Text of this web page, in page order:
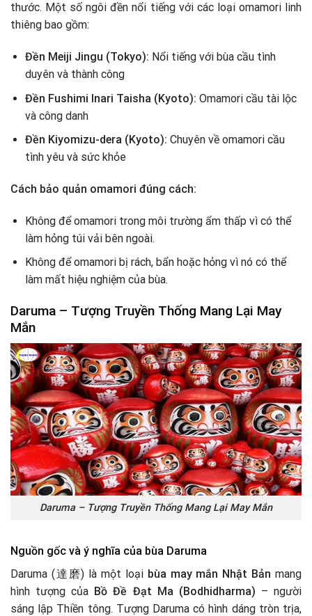
thước. Một số ngôi đền nổi tiếng với các loại omamori linh
thiêng bao gồm:
Đền Meiji Jingu (Tokyo): Nổi tiếng với bùa cầu tình
duyên và thành công
Đền Fushimi Inari Taisha (Kyoto): Omamori cầu tài lộc
và công danh
Đền Kiyomizu-dera (Kyoto): Chuyên về omamori cầu
tình yêu và sức khỏe
Cách bảo quản omamori đúng cách:
Không để omamori trong môi trường ẩm thấp vì có thể
làm hỏng túi vải bên ngoài.
Không để omamori bị rách, bẩn hoặc hỏng vì nó có thể
làm mất hiệu nghiệm của bùa.
Daruma – Tượng Truyền Thống Mang Lại May
Mắn
Daruma – Tượng Truyền Thống Mang Lại May Mắn
Nguồn gốc và ý nghĩa của bùa Daruma
Daruma (達磨) là một loại bùa may mắn Nhật Bản mang
hình tượng của Bồ Đề Đạt Ma (Bodhidharma) – người
sáng lập Thiền tông. Tượng Daruma có hình dáng tròn trịa,